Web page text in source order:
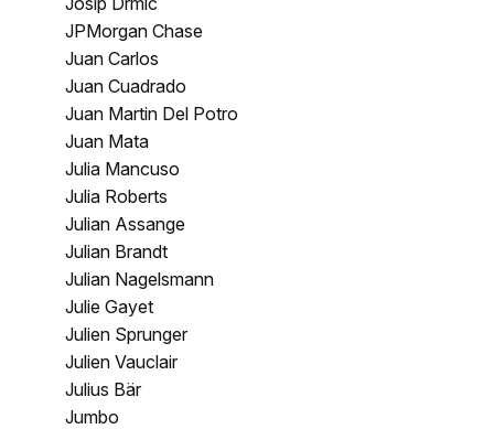
JPMorgan Chase
Juan Carlos
Juan Cuadrado
Juan Martin Del Potro
Juan Mata
Julia Mancuso
Julia Roberts
Julian Assange
Julian Brandt
Julian Nagelsmann
Julie Gayet
Julien Sprunger
Julien Vauclair
Julius Bär
Jumbo